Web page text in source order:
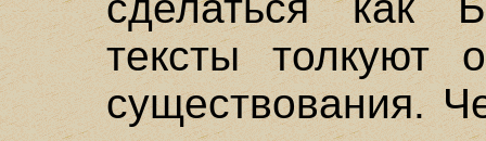
тексты толкуют
существования.